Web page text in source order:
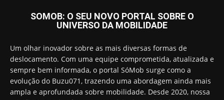
SOMOB: O SEU NOVO PORTAL SOBRE O
UNIVERSO DA MOBILIDADE
Um olhar inovador sobre as mais diversas formas de
deslocamento. Com uma equipe comprometida, atualizada e
sempre bem informada, o portal SóMob surge como a
evolução do Buzu071, trazendo uma abordagem ainda mais
ampla e aprofundada sobre mobilidade. Desde 2020, nossa